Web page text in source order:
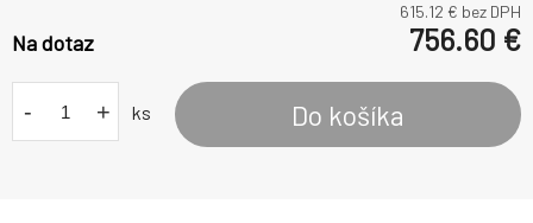
615.12 € bez DPH
Na dotaz 756.60 €
- + ks Do košíka